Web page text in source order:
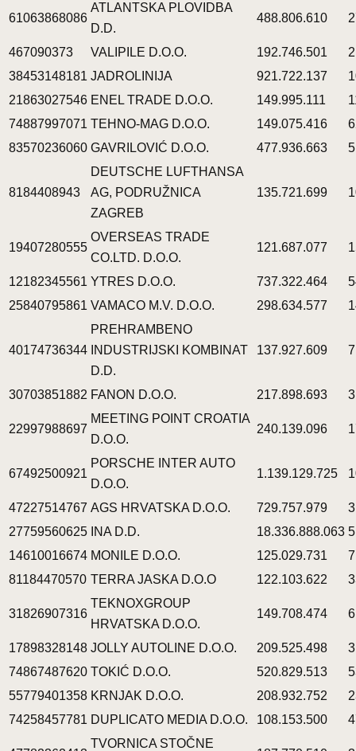
61063868086
ATLANTSKA PLOVIDBA
D.D.
488.806.610
467090373 VALIPILE D.O.O. 192.746.501
38453148181 JADROLINIJA 921.722.137
21863027546 ENEL TRADE D.O.O. 149.995.111
74887997071 TEHNO-MAG D.O.O. 149.075.416
83570236060 GAVRILOVIĆ D.O.O. 477.936.663
8184408943
DEUTSCHE LUFTHANSA
AG, PODRUŽNICA
ZAGREB
135.721.699
19407280555
OVERSEAS TRADE
CO.LTD. D.O.O.
121.687.077
12182345561 YTRES D.O.O. 737.322.464
25840795861 VAMACO M.V. D.O.O. 298.634.577
40174736344
PREHRAMBENO
INDUSTRIJSKI KOMBINAT
D.D.
137.927.609
30703851882 FANON D.O.O. 217.898.693
22997988697
MEETING POINT CROATIA
D.O.O.
240.139.096
67492500921
PORSCHE INTER AUTO
D.O.O.
1.139.129.725
47227514767 AGS HRVATSKA D.O.O. 729.757.979
27759560625 INA D.D. 18.336.888.063
14610016674 MONILE D.O.O. 125.029.731
81184470570 TERRA JASKA D.O.O 122.103.622
31826907316
TEKNOXGROUP
HRVATSKA D.O.O.
149.708.474
17898328148 JOLLY AUTOLINE D.O.O. 209.525.498
74867487620 TOKIĆ D.O.O. 520.829.513
55779401358 KRNJAK D.O.O. 208.932.752
74258457781 DUPLICATO MEDIA D.O.O. 108.153.500
TVORNICA STOČNE